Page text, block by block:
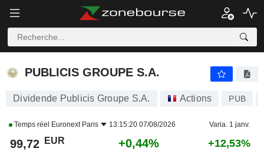
PUBLICIS GROUPE S.A.
PUBLICIS GROUPE S.A.
Dividende Publicis Groupe S.A. Actions PUB
Temps réel Euronext Paris 13:15:20 07/08/2026 Varia. 1 janv.
99,72 EUR +0,44% +12,53%